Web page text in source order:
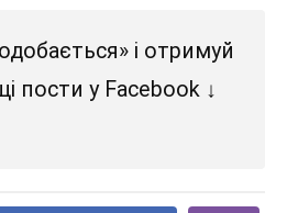
і отримуй
пости у Facebook ↓